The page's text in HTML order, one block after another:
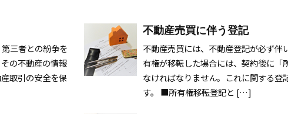
三者との紛争を
の不動産の情報
取引の安全を保
不動産売買に伴う登記
不動産売買には、不動産登記が必ず伴
有権が移転した場合には、契約後に「
なければなりません。これに関する登
す。 ■所有権移転登記と […]